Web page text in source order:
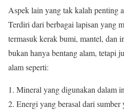
Aspek lain yang tak kalah penting
Terdiri dari berbagai lapisan yang
termasuk kerak bumi, mantel, dan
bukan hanya bentang alam, tetapi
alam seperti:
Mineral yang digunakan dalam
Energi yang berasal dari